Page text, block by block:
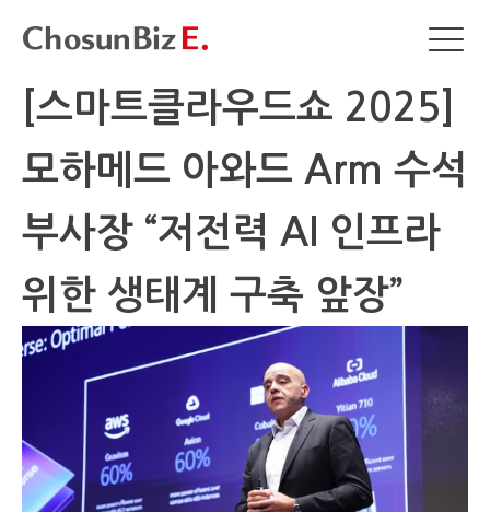
[스마트클라우드쇼 2025]
모하메드 아와드 Arm 수석
부사장 “저전력 AI 인프라
위한 생태계 구축 앞장”